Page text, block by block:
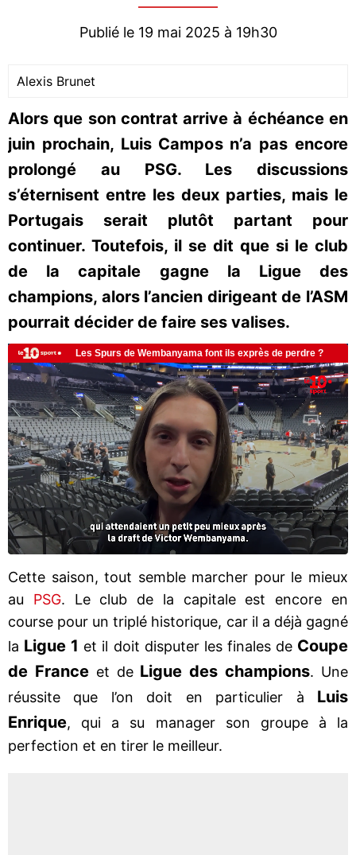
Publié le 19 mai 2025 à 19h30
Alexis Brunet
Alors que son contrat arrive à échéance en
juin prochain, Luis Campos n’a pas encore
prolongé au PSG. Les discussions
s’éternisent entre les deux parties, mais le
Portugais serait plutôt partant pour
continuer. Toutefois, il se dit que si le club
de la capitale gagne la Ligue des
champions, alors l’ancien dirigeant de l’ASM
pourrait décider de faire ses valises.
Cette saison, tout semble marcher pour le mieux
au PSG. Le club de la capitale est encore en
course pour un triplé historique, car il a déjà gagné
la Ligue 1 et il doit disputer les finales de Coupe
de Franceet deLigue des champions. Une
réussite que l’on doit en particulier à Luis
Enrique, qui a su manager son groupe à la
perfection et en tirer le meilleur.